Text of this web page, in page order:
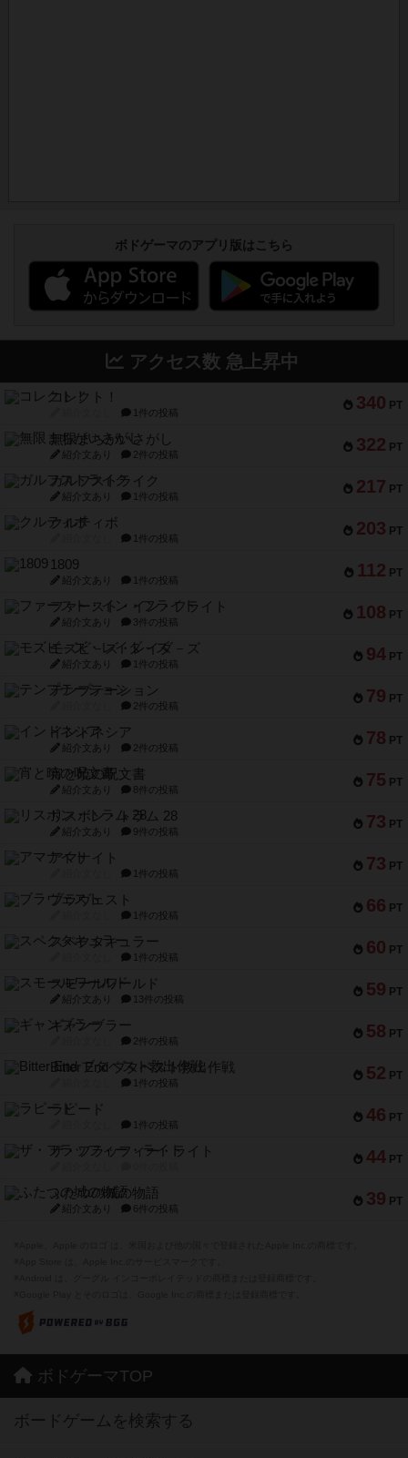
ボドゲーマのアプリ版はこちら
アクセス数 急上昇中
340 PT
コレクト！
1件の投稿
322 PT
無限まちがいさがし
紹介文あり 2件の投稿
217 PT
ガルフストライク
紹介文あり 1件の投稿
203 PT
クルティボ
1件の投稿
112 PT
1809
紹介文あり 1件の投稿
108 PT
ファースト・イン・フライト
紹介文あり 3件の投稿
94 PT
モズビ－ズ・レイダ－ズ
紹介文あり 1件の投稿
79 PT
テンプテーション
2件の投稿
78 PT
インドネシア
紹介文あり 2件の投稿
75 PT
宵と暁の呪文書
紹介文あり 8件の投稿
73 PT
リスボン・トラム 28
紹介文あり 9件の投稿
73 PT
アマナイト
1件の投稿
66 PT
ブラヴェスト
1件の投稿
60 PT
スペクタキュラー
1件の投稿
59 PT
スモールワールド
紹介文あり 13件の投稿
58 PT
ギャンブラー
2件の投稿
52 PT
Bitter End ブタペスト救出作戦
1件の投稿
46 PT
ラピード
1件の投稿
44 PT
ザ・フラッフィー・ライト
39 PT
ふたつの城の物語
紹介文あり 6件の投稿
ボドゲーマTOP
ボードゲームを検索する